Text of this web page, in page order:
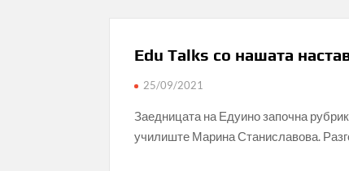
Edu Talks со нашата
25/09/2021
Заедницата на Едуино започна
училиште Марина Станиславова.